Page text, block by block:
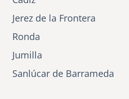
Jerez de la Frontera
Ronda
Jumilla
Sanlúcar de Barrameda